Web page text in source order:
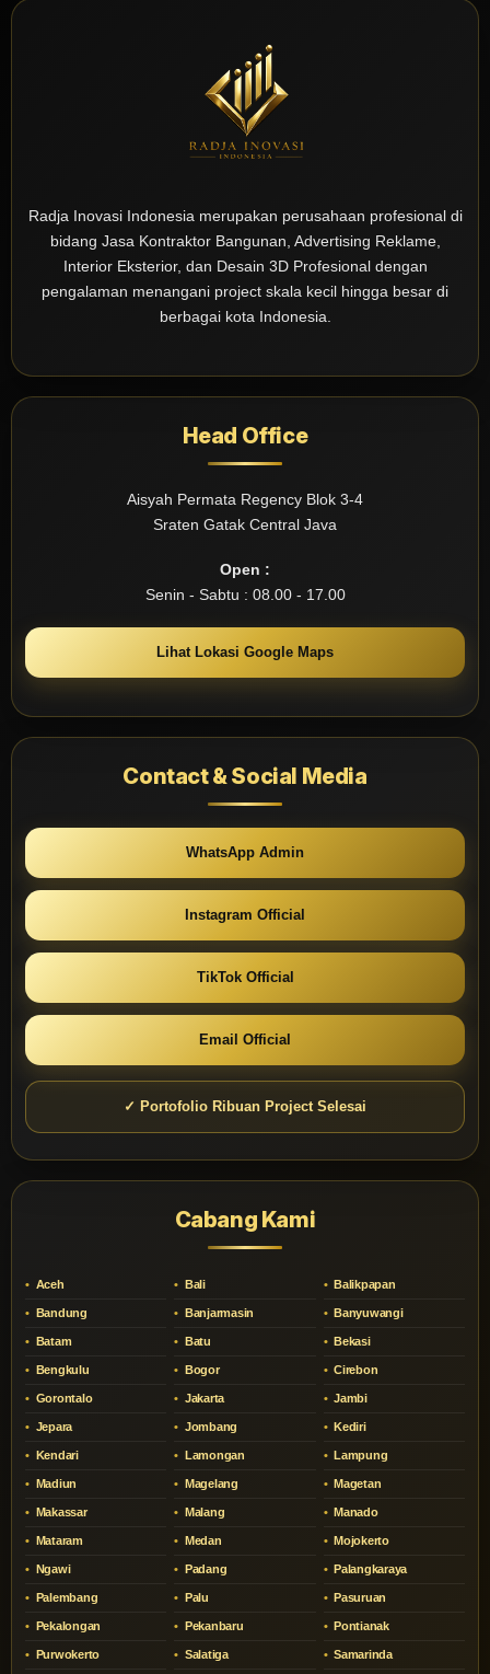
Radja Inovasi Indonesia merupakan perusahaan profesional di
bidang Jasa Kontraktor Bangunan, Advertising Reklame,
Interior Eksterior, dan Desain 3D Profesional dengan
pengalaman menangani project skala kecil hingga besar di
berbagai kota Indonesia.
Head Office
Aisyah Permata Regency Blok 3-4
Sraten Gatak Central Java
Open :
Senin - Sabtu : 08.00 - 17.00
Lihat Lokasi Google Maps
Contact & Social Media
WhatsApp Admin
Instagram Official
TikTok Official
Email Official
✓ Portofolio Ribuan Project Selesai
Cabang Kami
Aceh Bali Balikpapan
Bandung Banjarmasin Banyuwangi
Batam Batu Bekasi
Bengkulu Bogor Cirebon
Gorontalo Jakarta Jambi
Jepara Jombang Kediri
Kendari Lamongan Lampung
Madiun Magelang Magetan
Makassar Malang Manado
Mataram Medan Mojokerto
Ngawi Padang Palangkaraya
Palembang Palu Pasuruan
Pekalongan Pekanbaru Pontianak
Purwokerto Salatiga Samarinda